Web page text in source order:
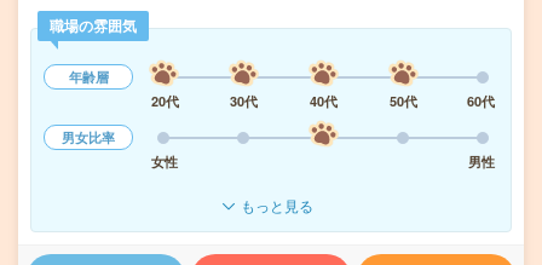
職場の雰囲気
年齢層
20代
30代 40代 50代
60代
男女比率
女性
男性
もっと見る